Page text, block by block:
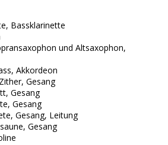
Bassklarinette
und Altsaxophon,
Akkordeon
Gesang
Gesang
Gesang
Gesang, Leitung
Gesang